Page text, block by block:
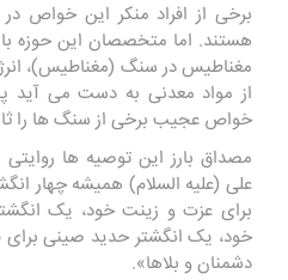
برخی از افراد منکر این خواص
هستند. اما متخصصان این حوزه
مغناطیس در سنگ (مغناطیس)،
از مواد معدنی به دست می آید
خواص عجیب برخی از سنگ ها را
مصداق بارز این توصیه ها
علی (علیه السلام) همیشه چهار
برای عزت و زینت خود، یک
خود، یک انگشتر حدید صینی
دشمنان و بلاها».